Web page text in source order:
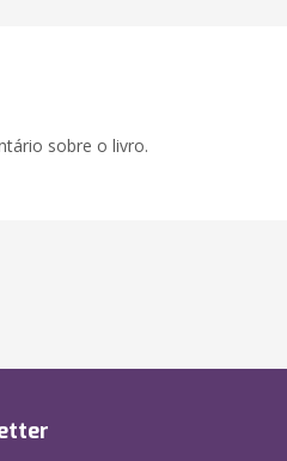
sobre o livro.